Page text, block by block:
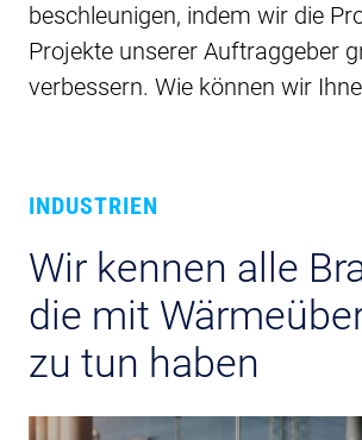
beschleunigen, indem wir die
Projekte unserer Auftraggeber
verbessern. Wie können wir
INDUSTRIEN
Wir kennen alle
die mit
zu tun haben